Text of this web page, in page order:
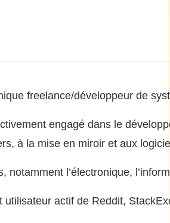
freelance/développeur de
engagé dans le
à la mise en miroir et aux
notamment l’électronique,
utilisateur actif de Reddit,